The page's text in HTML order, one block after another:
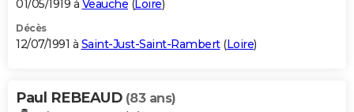
01/05/1919 à Veauche (Loire)
Décès
12/07/1991 à Saint-Just-Saint-Rambert(Loire)
Paul REBEAUD (83 ans)